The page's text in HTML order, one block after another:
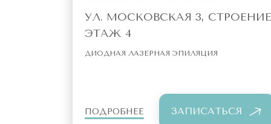
УЛ. МОСКОВСКАЯ 3, СТРОЕНИЕ
ЭТАЖ 4
ДИОДНАЯ ЛАЗЕРНАЯ ЭПИЛЯЦИЯ
ПОДРОБНЕЕ ЗАПИСАТЬСЯ